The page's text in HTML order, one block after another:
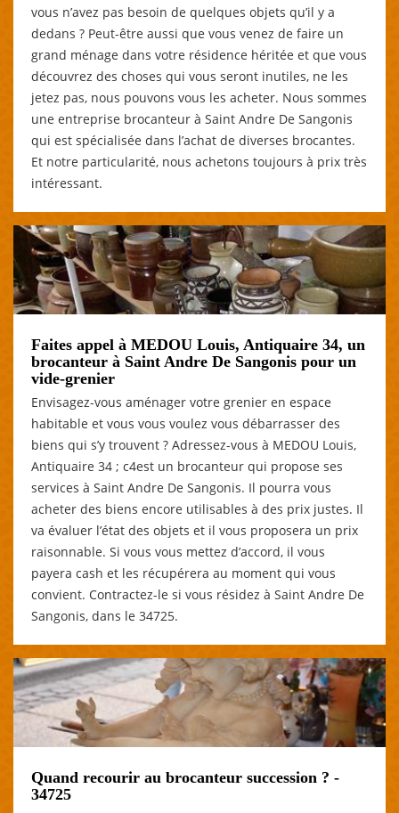
vous n’avez pas besoin de quelques objets qu’il y a
dedans ? Peut-être aussi que vous venez de faire un
grand ménage dans votre résidence héritée et que vous
découvrez des choses qui vous seront inutiles, ne les
jetez pas, nous pouvons vous les acheter. Nous sommes
une entreprise brocanteur à Saint Andre De Sangonis
qui est spécialisée dans l’achat de diverses brocantes.
Et notre particularité, nous achetons toujours à prix très
intéressant.
Faites appel à MEDOU Louis, Antiquaire 34, un
brocanteur à Saint Andre De Sangonis pour un
vide-grenier
Envisagez-vous aménager votre grenier en espace
habitable et vous vous voulez vous débarrasser des
biens qui s’y trouvent ? Adressez-vous à MEDOU Louis,
Antiquaire 34 ; c4est un brocanteur qui propose ses
services à Saint Andre De Sangonis. Il pourra vous
acheter des biens encore utilisables à des prix justes. Il
va évaluer l’état des objets et il vous proposera un prix
raisonnable. Si vous vous mettez d’accord, il vous
payera cash et les récupérera au moment qui vous
convient. Contractez-le si vous résidez à Saint Andre De
Sangonis, dans le 34725.
Quand recourir au brocanteur succession ? -
34725